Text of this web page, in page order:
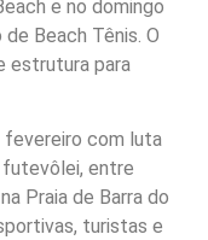
e no domingo
Beach Tênis. O
estrutura para
fevereiro com luta
futevôlei, entre
Praia de Barra do
turistas e